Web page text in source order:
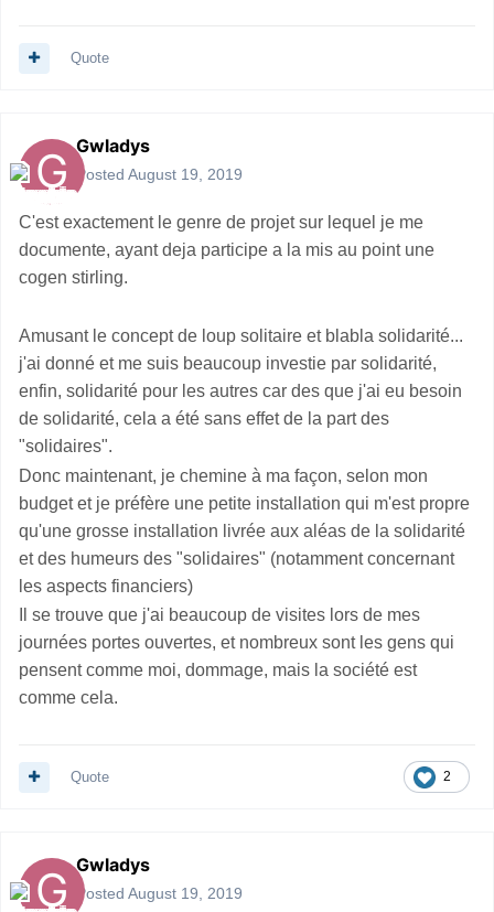
mon toit, pour moi tout seul (na) tout en emmerdant
construira et exploitera une grande éolienne de 3
MW beaucoup plus productive et rentable.
Idem pour le stockage intersaison : nos sociétés ont
créé et investi dans des réseaux électriques
performants, raccordés à des installations de
Pourquoi vouloir vivre en loup solitaire ?
Quote
Gwladys
Posted August 19, 2019
C'est exactement le genre de projet sur lequel je me
documente, ayant deja participe a la mis au point une
cogen stirling.
Amusant le concept de loup solitaire et blabla solidarité...
j'ai donné et me suis beaucoup investie par solidarité,
enfin, solidarité pour les autres car des que j'ai eu besoin
de solidarité, cela a été sans effet de la part des
"solidaires".
Donc maintenant, je chemine à ma façon, selon mon
budget et je préfère une petite installation qui m'est propre
qu'une grosse installation livrée aux aléas de la solidarité
et des humeurs des "solidaires" (notamment concernant
les aspects financiers)
Il se trouve que j'ai beaucoup de visites lors de mes
journées portes ouvertes, et nombreux sont les gens qui
pensent comme moi, dommage, mais la société est
comme cela.
2
Quote
Gwladys
Posted August 19, 2019